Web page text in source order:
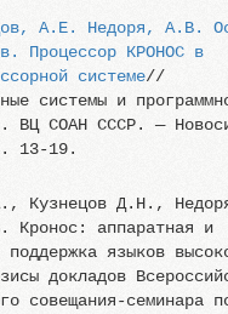
А.Е. Недоря, А.В.
Процессор КРОНОС в
системе//
системы и
ВЦ СОАН СССР. —
13-19.
Кузнецов Д.Н.,
Кронос: аппаратная и
поддержка языков
докладов
совещания-семинара